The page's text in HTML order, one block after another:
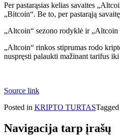
Per pastarąsias kelias savaites
„Bitcoin“. Be to, per pastarąją
„Altcoin“ sezono rodyklė ir
„Altcoin“ rinkos stiprumas rodo
nuspręsti palaukti mažinant tarifus
Source link
Posted in KRIPTO TURTASTagged
Navigacija tarp įrašų